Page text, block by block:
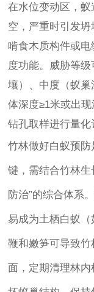
在水位变动区，
空，严重时引发
啃食木质构件或
度功能。威胁等
壤）、中度（蚁
体深度≥1米或出
钻孔取样进行量化
竹林做好白蚁预
键，需结合竹林
防治”的综合体系
易成为土栖白蚁
鞭和嫩笋可导致
面，定期清理林